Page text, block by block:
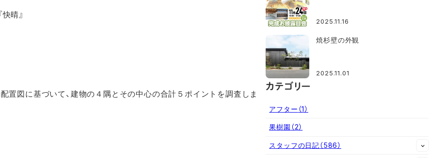
晴』
置図に基づいて、建物の４隅とその中心の合計５ポイントを調査しま
2025.11.16
焼杉壁の外観
2025.11.01
カテゴリー
アフター （1）
果樹園 （2）
スタッフの日記（586）